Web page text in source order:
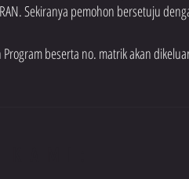
Sekiranya pemohon bersetuju
beserta no. matrik akan